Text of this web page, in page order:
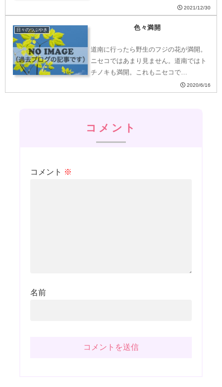
2021/12/30
日々のつぶやき 色々満開
道南に行ったら野生のフジの花が満開。
ニセコではあまり見ません。道南ではト
チノキも満開。これもニセコで…
2020/6/16
コメント
コメント ※
名前